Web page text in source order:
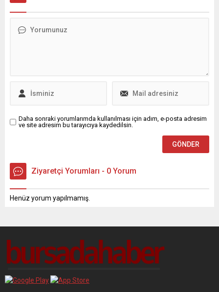
Daha sonraki yorumlarımda kullanılması için adım, e-posta adresim
ve site adresim bu tarayıcıya kaydedilsin.
Ziyaretçi Yorumları - 0 Yorum
Henüz yorum yapılmamış.